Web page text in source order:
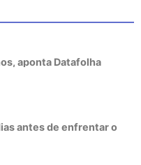
aponta Datafolha
antes de enfrentar o